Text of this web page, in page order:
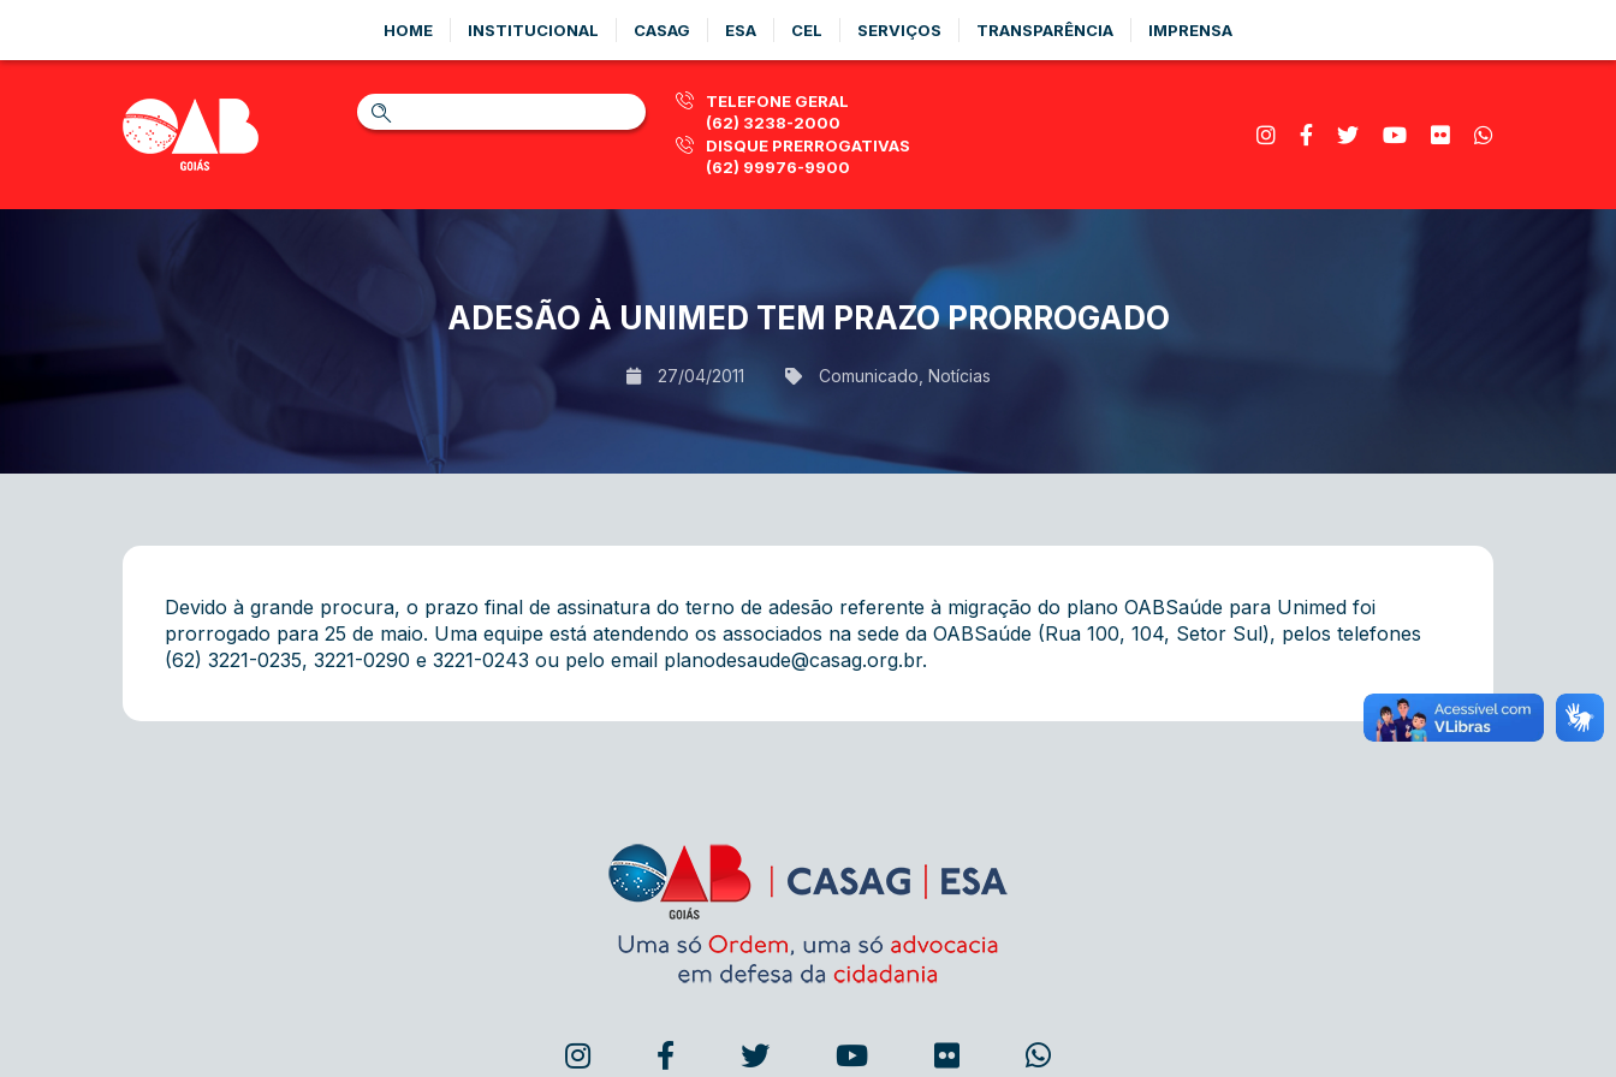
HOME INSTITUCIONAL CASAG ESA CEL SERVIÇOS TRANSPARÊNCIA IMPRENSA
TELEFONE GERAL
(62) 3238-2000
DISQUE PRERROGATIVAS
(62) 99976-9900
ADESÃO À UNIMED TEM PRAZO PRORROGADO
27/04/2011 Comunicado Notícias
Devido à grande procura, o prazo final de assinatura do terno de adesão referente à migração do plano OABSaúde para Unimed foi
prorrogado para 25 de maio. Uma equipe está atendendo os associados na sede da OABSaúde (Rua 100, 104, Setor Sul), pelos telefones
(62) 3221-0235, 3221-0290 e 3221-0243 ou pelo email planodesaude@casag.org.br.